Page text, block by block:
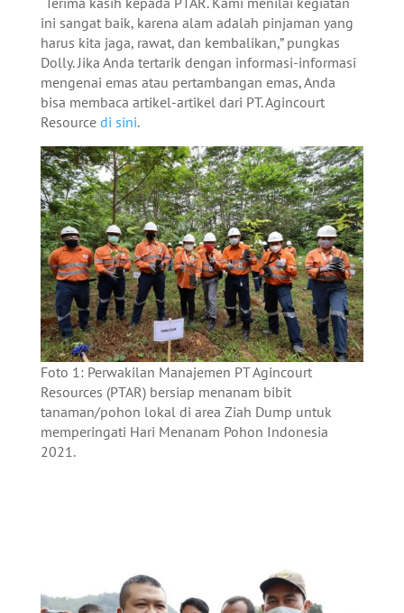
ini sangat baik, karena alam adalah pinjaman yang
harus kita jaga, rawat, dan kembalikan,” pungkas
Dolly. Jika Anda tertarik dengan informasi-informasi
mengenai emas atau pertambangan emas, Anda
bisa membaca artikel-artikel dari PT. Agincourt
Resource di sini.
Foto 1: Perwakilan Manajemen PT Agincourt
Resources (PTAR) bersiap menanam bibit
tanaman/pohon lokal di area Ziah Dump untuk
memperingati Hari Menanam Pohon Indonesia
2021.